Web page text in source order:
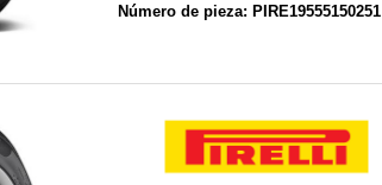
Número de pieza: PIRE19555150251